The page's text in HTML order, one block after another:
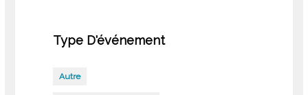
Type D'événement
Autre